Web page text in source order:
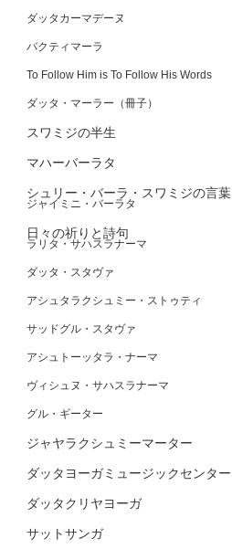
ダッタカーマデーヌ
バクティマーラ
To Follow Him is To Follow His Words
ダッタ・マーラー（冊子）
スワミジの半生
マハーバーラタ
シュリー・バーラ・スワミジの言葉
ジャイミニ・バーラタ
日々の祈りと詩句
ラリタ・サハスラナーマ
ダッタ・スタヴァ
アシュタラクシュミー・ストゥティ
サッドグル・スタヴァ
アシュトーッタラ・ナーマ
ヴィシュヌ・サハスラナーマ
グル・ギーター
ジャヤラクシュミーマーター
ダッタヨーガミュージックセンター
ダッタクリヤヨーガ
サットサンガ